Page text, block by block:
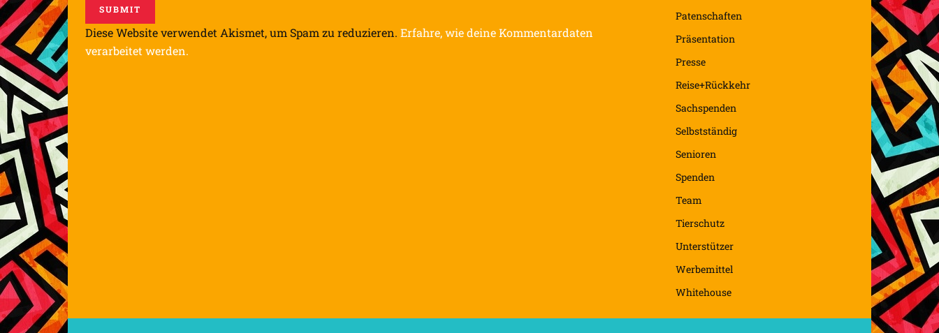
Diese Website verwendet Akismet, um Spam zu reduzieren. Erfahre, wie deine Kommentardaten
verarbeitet werden.
Patenschaften
Präsentation
Presse
Reise+Rückkehr
Sachspenden
Selbstständig
Senioren
Spenden
Team
Tierschutz
Unterstützer
Werbemittel
Whitehouse